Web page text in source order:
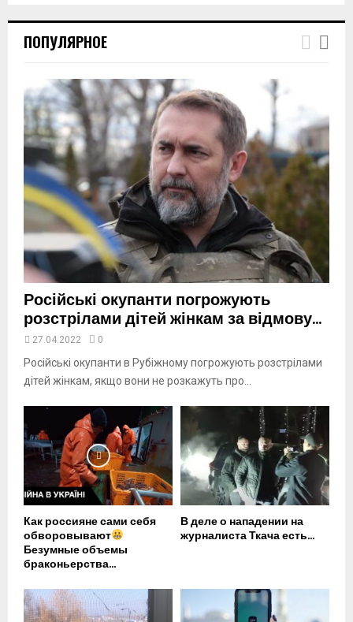
h
u
n
a
u
b
e
ПОПУЛЯРНОЕ
Російські окупанти погрожують
розстрілами дітей жінкам за відмову...
27.04.2022 0
Російські окупанти в Рубіжному погрожують розстрілами
дітей жінкам, якщо вони не розкажуть про...
Как россияне сами себя
обворовывают
Безумные объемы
браконьерства...
В деле о нападении на
журналиста Ткача есть...